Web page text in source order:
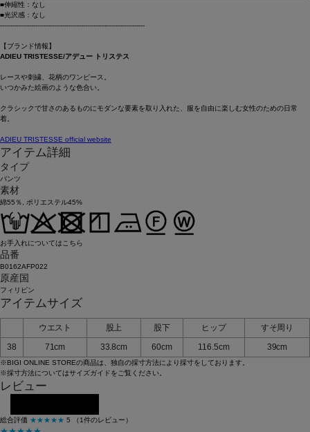
■伸縮性：なし
■光沢感：なし
----------------------------------------------------------------------
【ブランド情報】
ADIEU TRISTESSE/アデュー トリステス
レースや刺繍、花柄のワンピース。
いつかみた絵画のような色合い。
クラシックで甘さのあるものにモダンな要素を取り入れた、服を自由に楽しむ女性のための日常
着。
ADIEU TRISTESSE official website
アイテム詳細
タイプ
パンツ
素材
綿55％, ポリエステル45%
お手入れについてはこちら
品番
B0162AFP022
原産国
フィリピン
アイテムサイズ
ウエスト 股上 股下 ヒップ
すそ周り
38
71cm 33.8cm 60cm 116.5cm 39cm
※BIGI ONLINE STOREの商品は、独自の採寸方法により採寸をしております。
※採寸方法についてはサイズガイドをご覧ください。
レビュー
総合評価 ★★★★★ 5 （1件のレビュー）